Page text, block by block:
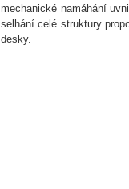
mechanické namáhání
selhání celé struktury
desky.